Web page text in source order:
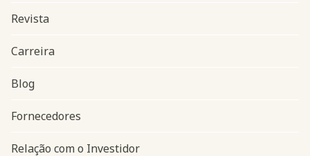
Navegação do rodapé
Revista
Carreira
Blog
Fornecedores
Relação com o Investidor